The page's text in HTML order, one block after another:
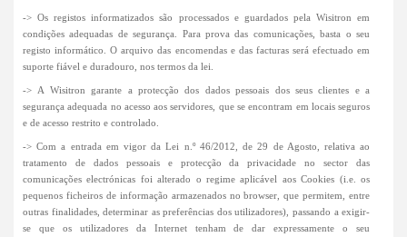
-> Os registos informatizados são processados e guardados pela Wisitron em
condições adequadas de segurança. Para prova das comunicações, basta o seu
registo informático. O arquivo das encomendas e das facturas será efectuado em
suporte fiável e duradouro, nos termos da lei.
-> A Wisitron garante a protecção dos dados pessoais dos seus clientes e a
segurança adequada no acesso aos servidores, que se encontram em locais seguros
e de acesso restrito e controlado.
-> Com a entrada em vigor da Lei n.º 46/2012, de 29 de Agosto, relativa ao
tratamento de dados pessoais e protecção da privacidade no sector das
comunicações electrónicas foi alterado o regime aplicável aos Cookies (i.e. os
pequenos ficheiros de informação armazenados no browser, que permitem, entre
outras finalidades, determinar as preferências dos utilizadores), passando a exigir-
se que os utilizadores da Internet tenham de dar expressamente o seu